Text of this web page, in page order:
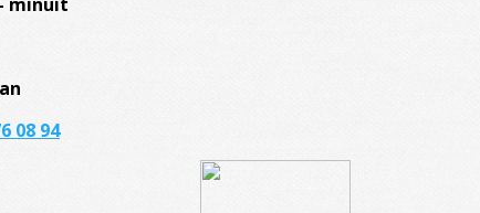
minuit
08 94